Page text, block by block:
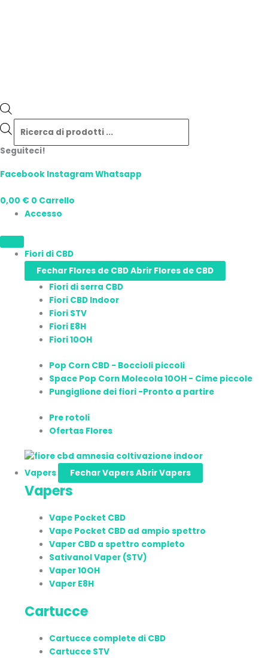
Seguiteci!
Facebook InstagramWhatsapp
0,00 € 0 Carrello
Accesso
Fiori di CBD
Fechar Flores de CBDAbrir Flores de CBD
Fiori di serra CBD
Fiori CBD Indoor
Fiori STV
Fiori E8H
Fiori 10OH
Pop Corn CBD - Boccioli piccoli
Space Pop Corn Molecola 10OH - Cime piccole
Pungiglione dei fiori -Pronto a partire
Pre rotoli
Ofertas Flores
Vapers Fechar VapersAbrir Vapers
Vapers
Vape Pocket CBD
Vape Pocket CBD ad ampio spettro
Vaper CBD a spettro completo
Sativanol Vaper (STV)
Vaper 10OH
Vaper E8H
Cartucce
Cartucce complete di CBD
Cartucce STV